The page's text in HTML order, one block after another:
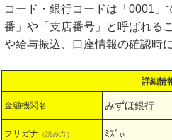
コード・銀行コードは「0001」
番」や「支店番号」と呼ばれる
や給与振込、口座情報の確認時
詳細情
金融機関名 みずほ銀行
フリガナ （読み方） ﾐｽﾞﾎ